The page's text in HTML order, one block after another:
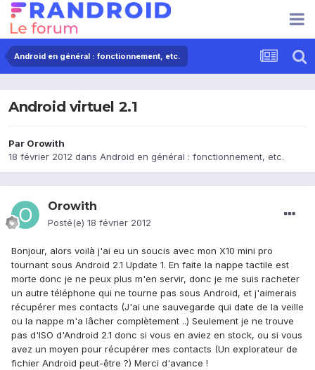
Android en général : fonctionnement, etc.
Android virtuel 2.1
Par Orowith
18 février 2012 dans Android en général : fonctionnement, etc.
Orowith
Posté(e) 18 février 2012
Bonjour, alors voilà j'ai eu un soucis avec mon X10 mini pro
tournant sous Android 2.1 Update 1. En faite la nappe tactile est
morte donc je ne peux plus m'en servir, donc je me suis racheter
un autre téléphone qui ne tourne pas sous Android, et j'aimerais
récupérer mes contacts (J'ai une sauvegarde qui date de la veille
ou la nappe m'a lâcher complètement ..) Seulement je ne trouve
pas d'ISO d'Android 2.1 donc si vous en aviez en stock, ou si vous
avez un moyen pour récupérer mes contacts (Un explorateur de
fichier Android peut-être ?) Merci d'avance !